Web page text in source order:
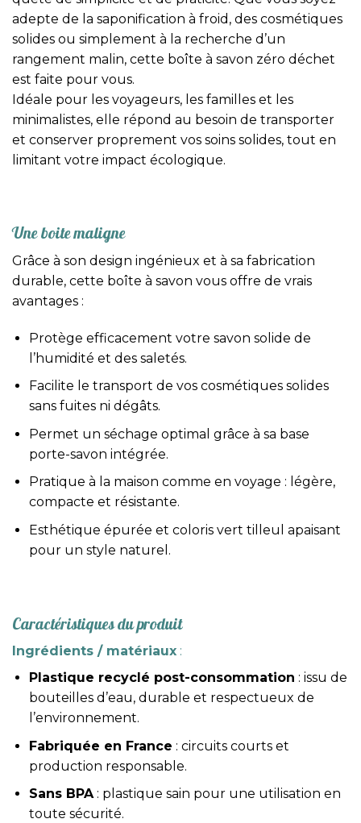
adepte de la saponification à froid, des cosmétiques
solides ou simplement à la recherche d’un
rangement malin, cette boîte à savon zéro déchet
est faite pour vous.
Idéale pour les voyageurs, les familles et les
minimalistes, elle répond au besoin de transporter
et conserver proprement vos soins solides, tout en
limitant votre impact écologique.
Une boite maligne
Grâce à son design ingénieux et à sa fabrication
durable, cette boîte à savon vous offre de vrais
avantages :
Protège efficacement votre savon solide de
l’humidité et des saletés.
Facilite le transport de vos cosmétiques solides
sans fuites ni dégâts.
Permet un séchage optimal grâce à sa base
porte-savon intégrée.
Pratique à la maison comme en voyage : légère,
compacte et résistante.
Esthétique épurée et coloris vert tilleul apaisant
pour un style naturel.
Caractéristiques du produit
Ingrédients / matériaux :
Plastique recyclé post-consommation : issu de
bouteilles d’eau, durable et respectueux de
l’environnement.
Fabriquée en France : circuits courts et
production responsable.
Sans BPA: plastique sain pour une utilisation en
toute sécurité.